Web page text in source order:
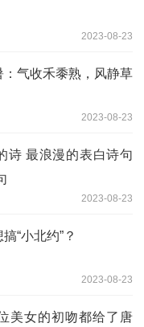
2023-08-23
：气收禾黍熟，风静草
2023-08-23
诗 最浪漫的表白诗句
2023-08-23
“小北约”？
2023-08-23
美女的初吻都给了唐